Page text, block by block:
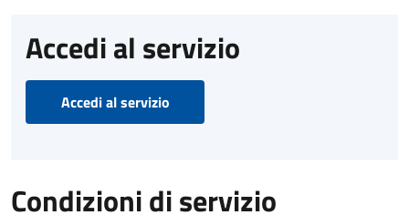
Accedi al servizio
Accedi al servizio
Condizioni di servizio